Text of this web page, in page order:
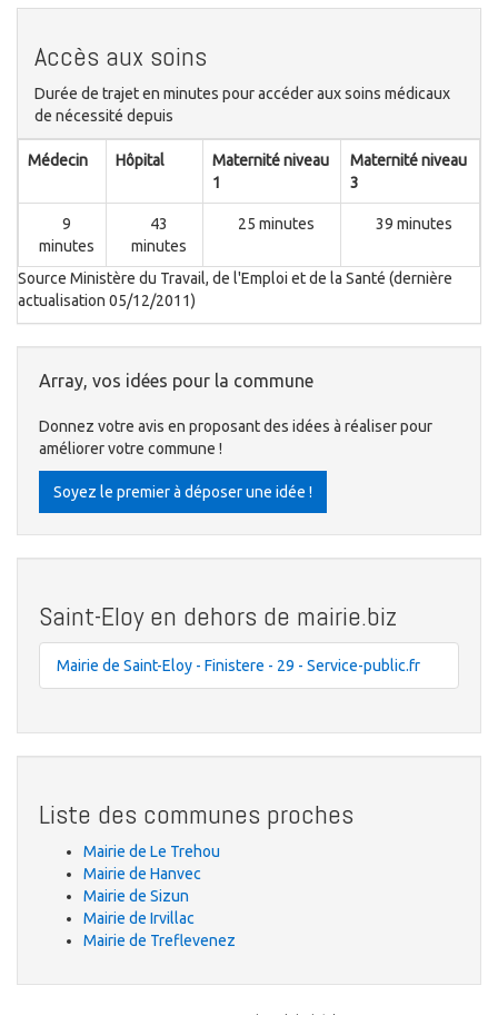
Accès aux soins
Durée de trajet en minutes pour accéder aux soins médicaux
de nécessité depuis
Médecin Hôpital
Maternité niveau
1
Maternité niveau
3
9
minutes
43
minutes
25 minutes 39 minutes
Source Ministère du Travail, de l'Emploi et de la Santé (dernière
actualisation 05/12/2011)
Array, vos idées pour la commune
Donnez votre avis en proposant des idées à réaliser pour
améliorer votre commune !
Soyez le premier à déposer une idée !
Saint-Eloy en dehors de mairie.biz
Mairie de Saint-Eloy - Finistere - 29 - Service-public.fr
Liste des communes proches
Mairie de Le Trehou
Mairie de Hanvec
Mairie de Sizun
Mairie de Irvillac
Mairie de Treflevenez